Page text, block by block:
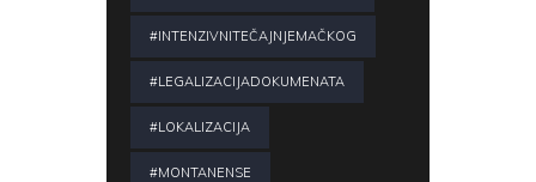
#INTENZIVNITEČAJNJEMAČKOG
#LEGALIZACIJADOKUMENATA
#LOKALIZACIJA
#MONTANENSE